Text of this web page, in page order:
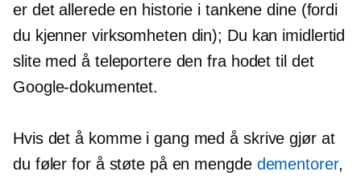
er det allerede en historie i tankene dine (fordi
du kjenner virksomheten din); Du kan imidlertid
slite med å teleportere den fra hodet til det
Google-dokumentet.
Hvis det å komme i gang med å skrive gjør at
du føler for å støte på en mengde dementorer,